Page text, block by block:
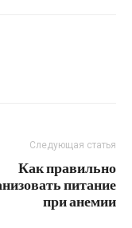
Следующая статья
Как правильно
питание
при анемии